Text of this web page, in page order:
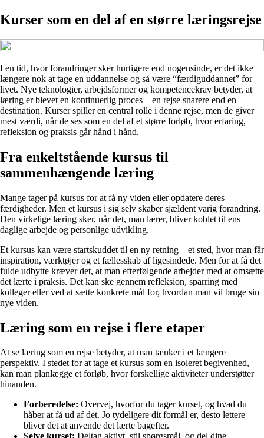
Kurser som en del af en større læringsrejse
I en tid, hvor forandringer sker hurtigere end nogensinde, er det ikke
længere nok at tage en uddannelse og så være “færdiguddannet” for
livet. Nye teknologier, arbejdsformer og kompetencekrav betyder, at
læring er blevet en kontinuerlig proces – en rejse snarere end en
destination. Kurser spiller en central rolle i denne rejse, men de giver
mest værdi, når de ses som en del af et større forløb, hvor erfaring,
refleksion og praksis går hånd i hånd.
Fra enkeltstående kursus til
sammenhængende læring
Mange tager på kursus for at få ny viden eller opdatere deres
færdigheder. Men et kursus i sig selv skaber sjældent varig forandring.
Den virkelige læring sker, når det, man lærer, bliver koblet til ens
daglige arbejde og personlige udvikling.
Et kursus kan være startskuddet til en ny retning – et sted, hvor man får
inspiration, værktøjer og et fællesskab af ligesindede. Men for at få det
fulde udbytte kræver det, at man efterfølgende arbejder med at omsætte
det lærte i praksis. Det kan ske gennem refleksion, sparring med
kolleger eller ved at sætte konkrete mål for, hvordan man vil bruge sin
nye viden.
Læring som en rejse i flere etaper
At se læring som en rejse betyder, at man tænker i et længere
perspektiv. I stedet for at tage et kursus som en isoleret begivenhed,
kan man planlægge et forløb, hvor forskellige aktiviteter understøtter
hinanden.
Forberedelse: Overvej, hvorfor du tager kurset, og hvad du
håber at få ud af det. Jo tydeligere dit formål er, desto lettere
bliver det at anvende det lærte bagefter.